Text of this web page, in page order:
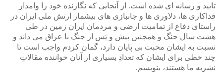
تایید و رسانه ای شده است. از آنجایی که نگارنده خود را وامدار
فداکاری ها، دلاوری ها و جانبازی های بیشمار ارتش ملی ایران در
راستای دفاع از تمامیت ارضی و مردمان ایران زمین در طی
هشت سال جنگ و همچنین پیش و پَس از جنگ با عراق می داند و
نسبت به ایشان محبت بی پایان دارد، گمان کردم واجب است تا
چند خطی برای ایشان که تعدادِ بسیاری از آنان خواننده مقالاتِ
نشریه ما هستند، بنویسم.